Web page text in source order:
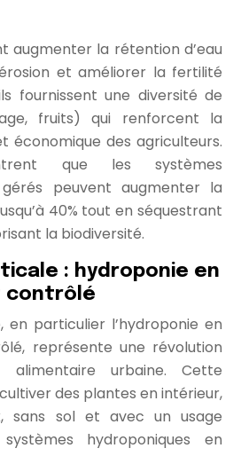
augmenter la rétention d’eau
et améliorer la fertilité
fournissent une diversité de
fruits) qui renforcent la
économique des agriculteurs.
que les systèmes
peuvent augmenter la
40% tout en séquestrant
la biodiversité.
: hydroponie en
contrôlé
en particulier l’hydroponie en
représente une révolution
urbaine. Cette
des plantes en intérieur,
sans sol et avec un usage
hydroponiques en